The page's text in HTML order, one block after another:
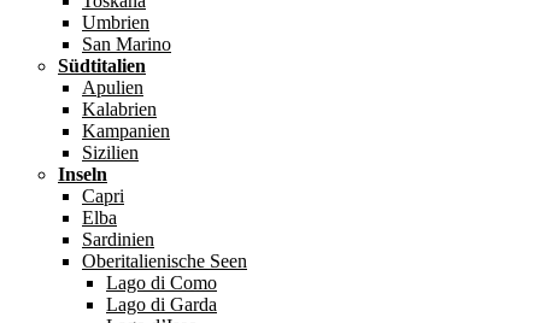
Umbrien
San Marino
Südtitalien
Apulien
Kalabrien
Kampanien
Sizilien
Inseln
Capri
Elba
Sardinien
Oberitalienische Seen
Lago di Como
Lago di Garda